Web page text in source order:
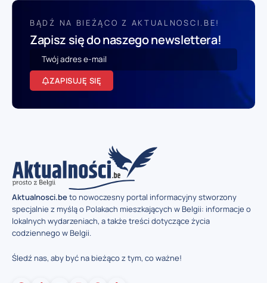
BĄDŹ NA BIEŻĄCO Z AKTUALNOSCI.BE!
Zapisz się do naszego newslettera!
ZAPISUJĘ SIĘ
Aktualnosci.beto nowoczesny portal informacyjny stworzony
specjalnie z myślą o Polakach mieszkających w Belgii: informacje o
lokalnych wydarzeniach, a także treści dotyczące życia
codziennego w Belgii.
Śledź nas, aby być na bieżąco z tym, co ważne!